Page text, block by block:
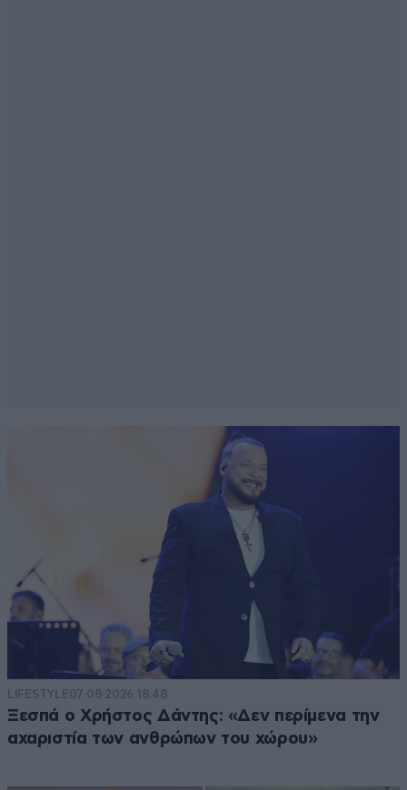
LIFESTYLE07·08·2026 18:48
Ξεσπά ο Χρήστος Δάντης: «Δεν περίμενα την
αχαριστία των ανθρώπων του χώρου»